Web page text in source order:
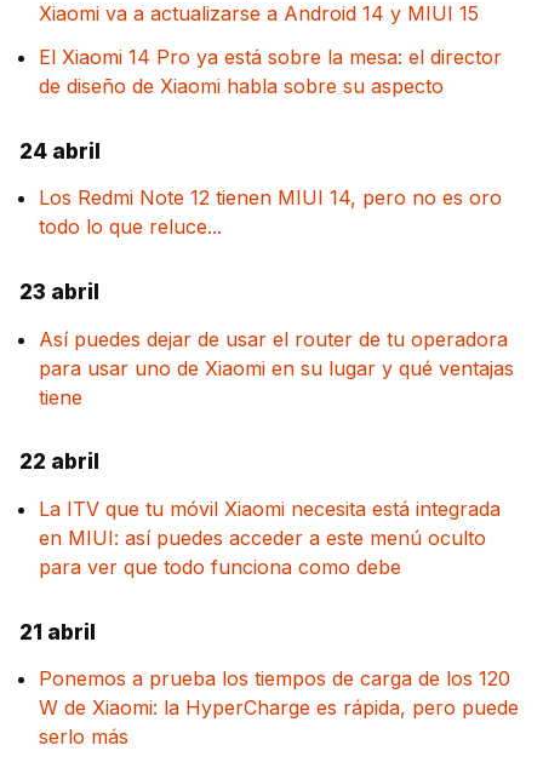
Xiaomi va a actualizarse a Android 14 y MIUI 15
El Xiaomi 14 Pro ya está sobre la mesa: el director
de diseño de Xiaomi habla sobre su aspecto
24 abril
Los Redmi Note 12 tienen MIUI 14, pero no es oro
todo lo que reluce...
23 abril
Así puedes dejar de usar el router de tu operadora
para usar uno de Xiaomi en su lugar y qué ventajas
tiene
22 abril
La ITV que tu móvil Xiaomi necesita está integrada
en MIUI: así puedes acceder a este menú oculto
para ver que todo funciona como debe
21 abril
Ponemos a prueba los tiempos de carga de los 120
W de Xiaomi: la HyperCharge es rápida, pero puede
serlo más